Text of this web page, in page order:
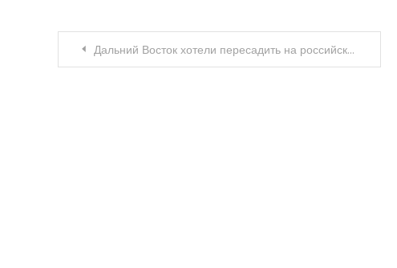
Навигация
Дальний Восток хотели пересадить на российские авто. Не вышло: они увеличили импорт «прулей»